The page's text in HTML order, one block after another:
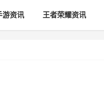
游资讯 王者荣耀资讯